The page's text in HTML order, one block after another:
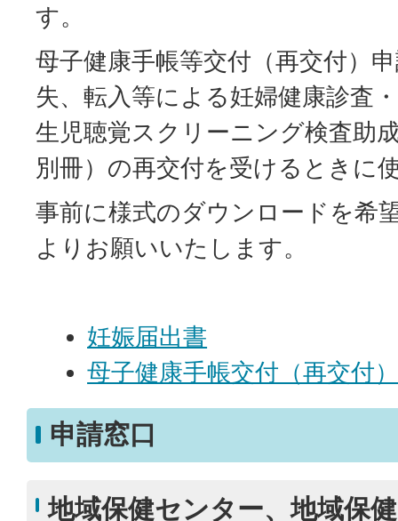
す。
母子健康手帳等交付（再交付）
失、転入等による妊婦健康診査
生児聴覚スクリーニング検査助
別冊）の再交付を受けるときに
事前に様式のダウンロードを希
よりお願いいたします。
妊娠届出書
母子健康手帳交付（再交付
申請窓口
地域保健センター、地域保